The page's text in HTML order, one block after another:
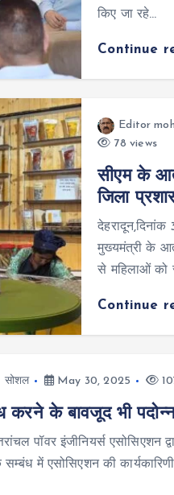
किए जा रहे…
Continue
Editor
78 views
सीएम के
जिला
मुख्यमंत्री के
से महिलाओं को
Continue
सोशल May 30, 2025
के बावजूद भी
पॉवर इंजीनियर्स एसोसिएशन
में एसोसिएशन की